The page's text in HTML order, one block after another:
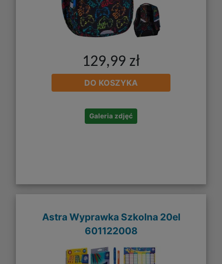
129,99 zł
DO KOSZYKA
Galeria zdjęć
Astra Wyprawka Szkolna 20el
601122008